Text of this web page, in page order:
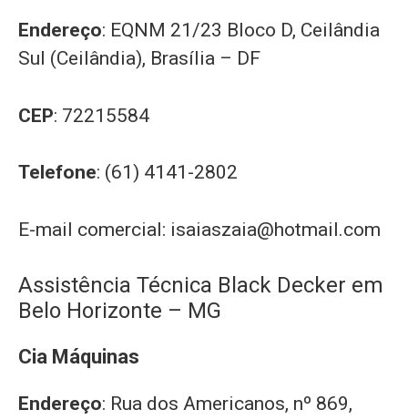
Endereço: EQNM 21/23 Bloco D, Ceilândia
Sul (Ceilândia), Brasília – DF
CEP: 72215584
Telefone: (61) 4141-2802
E-mail comercial: isaiaszaia@hotmail.com
Assistência Técnica Black Decker em
Belo Horizonte – MG
Cia Máquinas
Endereço: Rua dos Americanos, nº 869,